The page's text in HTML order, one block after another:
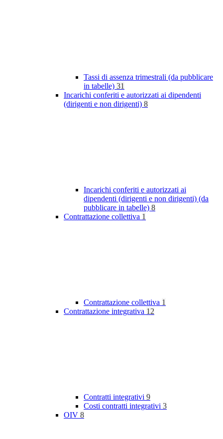
Tassi di assenza trimestrali (da pubblicare
in tabelle) 31
Incarichi conferiti e autorizzati ai dipendenti
(dirigenti e non dirigenti) 8
Incarichi conferiti e autorizzati ai
dipendenti (dirigenti e non dirigenti) (da
pubblicare in tabelle) 8
Contrattazione collettiva 1
Contrattazione collettiva 1
Contrattazione integrativa 12
Contratti integrativi 9
Costi contratti integrativi 3
OIV 8